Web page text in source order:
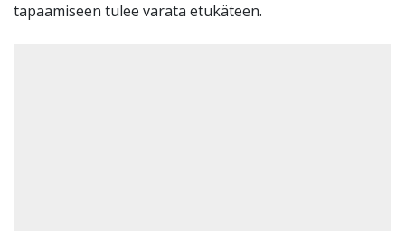
tapaamiseen tulee varata etukäteen.